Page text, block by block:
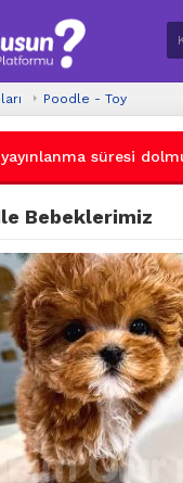
Poodle - Toy
süresi
Bebeklerimiz